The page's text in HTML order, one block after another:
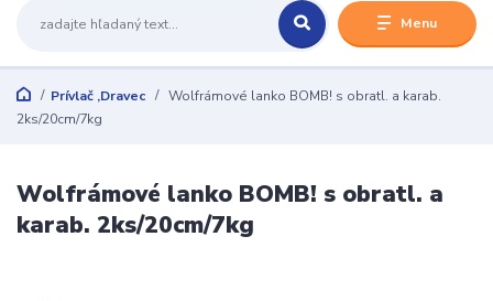
Menu
Prívlač ,Dravec
Wolfrámové lanko BOMB! s obratl. a karab.
2ks/20cm/7kg
Wolfrámové lanko BOMB! s obratl. a
karab. 2ks/20cm/7kg